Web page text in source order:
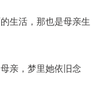
生活，那也是母亲生
亲，梦里她依旧念